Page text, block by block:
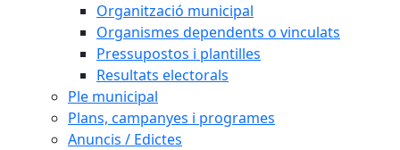
Organització municipal
Organismes dependents o vinculats
Pressupostos i plantilles
Resultats electorals
Ple municipal
Plans, campanyes i programes
Anuncis / Edictes